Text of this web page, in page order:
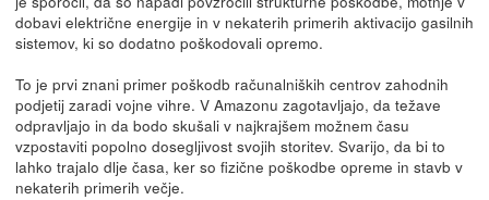
dobavi električne energije in v nekaterih primerih aktivacijo gasilnih
sistemov, ki so dodatno poškodovali opremo.
To je prvi znani primer poškodb računalniških centrov zahodnih
podjetij zaradi vojne vihre. V Amazonu zagotavljajo, da težave
odpravljajo in da bodo skušali v najkrajšem možnem času
vzpostaviti popolno dosegljivost svojih storitev. Svarijo, da bi to
lahko trajalo dlje časa, ker so fizične poškodbe opreme in stavb v
nekaterih primerih večje.